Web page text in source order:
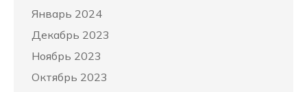
Январь 2024
Декабрь 2023
Ноябрь 2023
Октябрь 2023